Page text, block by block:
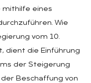
mithilfe eines
Wie
vom 10.
dient die Einführung
der Steigerung
Beschaffung von